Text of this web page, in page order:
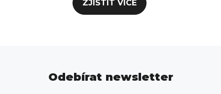
Odebírat newsletter